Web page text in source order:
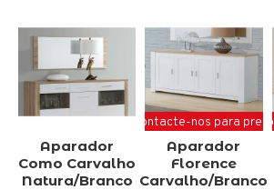
Aparador
Como Carvalho
Natura/Branco
Contacte-nos para
Aparador
Florence
Carvalho/Branco